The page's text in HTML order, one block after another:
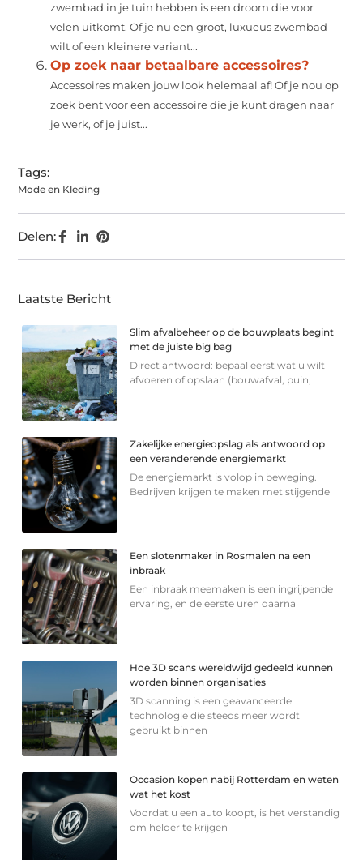
zwembad in je tuin hebben is een droom die voor
velen uitkomt. Of je nu een groot, luxueus zwembad
wilt of een kleinere variant...
Op zoek naar betaalbare accessoires?
Accessoires maken jouw look helemaal af! Of je nou op
zoek bent voor een accessoire die je kunt dragen naar
je werk, of je juist...
Tags:
Mode en Kleding
Delen:
Laatste Bericht
Slim afvalbeheer op de bouwplaats begint
met de juiste big bag
Direct antwoord: bepaal eerst wat u wilt
afvoeren of opslaan (bouwafval, puin,
Zakelijke energieopslag als antwoord op
een veranderende energiemarkt
De energiemarkt is volop in beweging.
Bedrijven krijgen te maken met stijgende
Een slotenmaker in Rosmalen na een
inbraak
Een inbraak meemaken is een ingrijpende
ervaring, en de eerste uren daarna
Hoe 3D scans wereldwijd gedeeld kunnen
worden binnen organisaties
3D scanning is een geavanceerde
technologie die steeds meer wordt
gebruikt binnen
Occasion kopen nabij Rotterdam en weten
wat het kost
Voordat u een auto koopt, is het verstandig
om helder te krijgen